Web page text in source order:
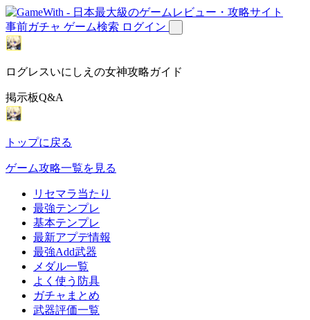
事前ガチャ ゲーム検索 ログイン
ログレスいにしえの女神攻略ガイド
掲示板Q&A
トップに戻る
ゲーム攻略一覧を見る
リセマラ当たり
最強テンプレ
基本テンプレ
最新アプデ情報
最強Add武器
メダル一覧
よく使う防具
ガチャまとめ
武器評価一覧